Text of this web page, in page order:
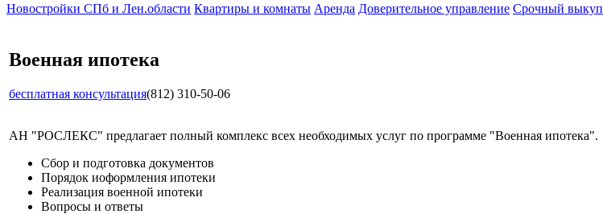
Новостройки СПб и Лен.области Квартиры и комнаты Аренда Доверительное управление Срочный выкуп
Военная ипотека
бесплатная консультация(812) 310-50-06
АН "РОСЛЕКС" предлагает полный комплекс всех необходимых услуг по программе "Военная ипотека".
Сбор и подготовка документов
Порядок иоформления ипотеки
Реализация военной ипотеки
Вопросы и ответы